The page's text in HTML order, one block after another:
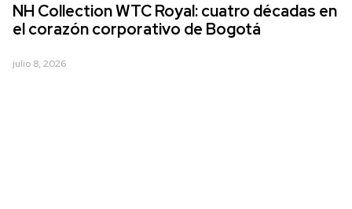
NH Collection WTC Royal: cuatro décadas en
el corazón corporativo de Bogotá
julio 8, 2026